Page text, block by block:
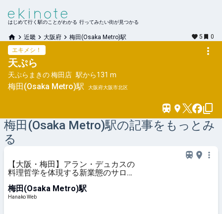
はじめて行く駅のことがわかる 行ってみたい街が見つかる
近畿 大阪府 梅田(Osaka Metro)駅 5
0
エキメシ！
天ぷら
天ぷらまきの 梅田店 駅から131 m
梅田(Osaka Metro)駅 大阪府大阪市北区
梅田(Osaka Metro)駅の記事をもっとみ
る
【大阪・梅田】アラン・デュカスの
料理哲学を体現する新業態のサロン
梅田(Osaka Metro)駅
Hanako Web